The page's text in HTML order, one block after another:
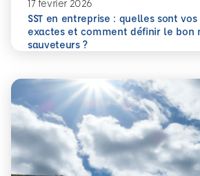
17 février 2026
SST en entreprise : quelles sont
exactes et comment définir le bon
sauveteurs ?
En savoir plus
SST en entreprise : quelles sont